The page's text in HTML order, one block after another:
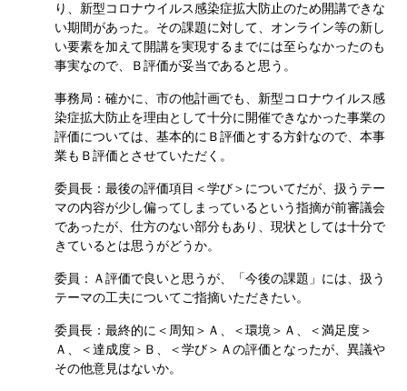
り、新型コロナウイルス感染症拡大防止のため開講できな
い期間があった。その課題に対して、オンライン等の新し
い要素を加えて開講を実現するまでには至らなかったのも
事実なので、Ｂ評価が妥当であると思う。
事務局：確かに、市の他計画でも、新型コロナウイルス感
染症拡大防止を理由として十分に開催できなかった事業の
評価については、基本的にＢ評価とする方針なので、本事
業もＢ評価とさせていただく。
委員長：最後の評価項目＜学び＞についてだが、扱うテー
マの内容が少し偏ってしまっているという指摘が前審議会
であったが、仕方のない部分もあり、現状としては十分で
きているとは思うがどうか。
委員：Ａ評価で良いと思うが、「今後の課題」には、扱う
テーマの工夫についてご指摘いただきたい。
委員長：最終的に＜周知＞Ａ、＜環境＞Ａ、＜満足度＞
Ａ、＜達成度＞Ｂ、＜学び＞Ａの評価となったが、異議や
その他意見はないか。